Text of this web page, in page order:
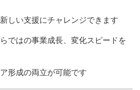
しい支援にチャレンジできます
ではの事業成長、変化スピードを
形成の両立が可能です